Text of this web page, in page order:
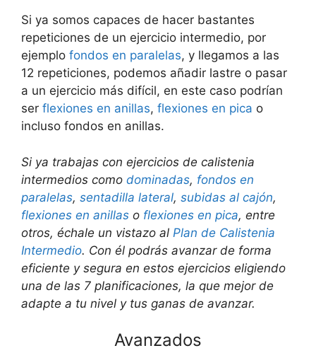
Si ya somos capaces de hacer bastantes
repeticiones de un ejercicio intermedio, por
ejemplo fondos en paralelas, y llegamos a las
12 repeticiones, podemos añadir lastre o pasar
a un ejercicio más difícil, en este caso podrían
ser flexiones en anillas, flexiones en pica o
incluso fondos en anillas.
Si ya trabajas con ejercicios de calistenia
intermedios como dominadas, fondos en
paralelas, sentadilla lateral, subidas al cajón,
flexiones en anillas o flexiones en pica, entre
otros, échale un vistazo al Plan de Calistenia
Intermedio. Con él podrás avanzar de forma
eficiente y segura en estos ejercicios eligiendo
una de las 7 planificaciones, la que mejor de
adapte a tu nivel y tus ganas de avanzar.
Avanzados